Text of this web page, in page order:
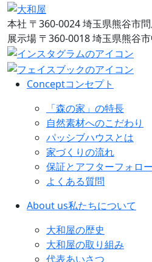
本社 〒360-0024 埼玉県熊谷市
展示場 〒360-0018 埼玉県熊谷
Conceptコンセプト
「森の家」の特長
自然素材へのこだわり
パッシブハウスとは
家づくりの流れ
保証とアフターフォロー
よくある質問
About us私たちについて
大和屋の歴史
大和屋の取り組み
代表あいさつ